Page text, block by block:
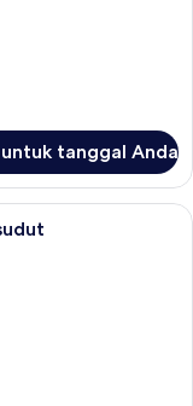
tanggal Anda
1 Tempat Tidur